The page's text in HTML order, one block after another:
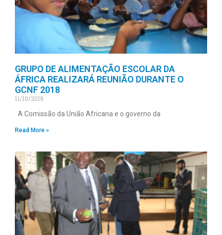
GRUPO DE ALIMENTAÇÃO ESCOLAR DA
ÁFRICA REALIZARÁ REUNIÃO DURANTE O
GCNF 2018
11/10/2018
A Comissão da União Africana e o governo da
Read More »